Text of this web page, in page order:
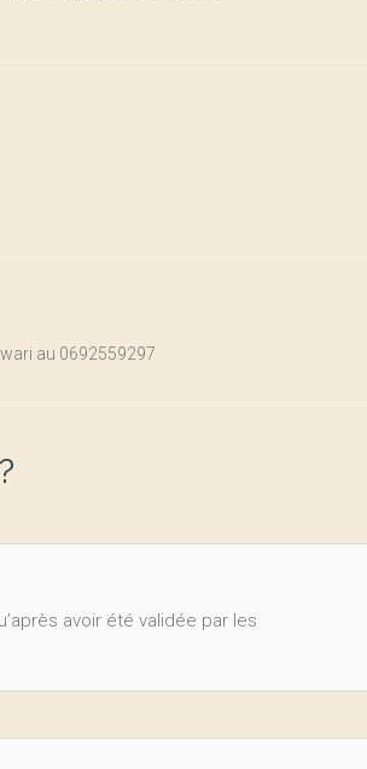
au 0692559297
avoir été validée par les